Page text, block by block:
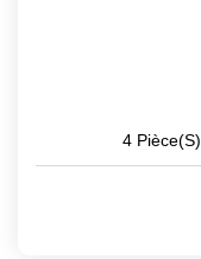
4 Pièce(s)